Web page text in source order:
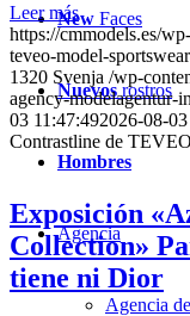
New Faces
Nuevosrostros
Hombres
Agencia
Agencia
Leer más
https://cmmodels.es/
teveo-model-
1320 Svenja /wp-
agency-modelagentur-
03 11:47:492026-08-
Contrastline de TEVEO
Exposición
Collection»
tiene ni Dior